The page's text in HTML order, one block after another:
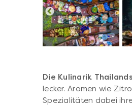
Die Kulinarik
lecker. Aromen wie
Spezialitäten dabei